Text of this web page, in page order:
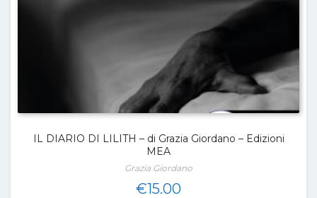
IL DIARIO DI LILITH – di Grazia Giordano – Edizioni
MEA
Grazia Giordano
€15.00